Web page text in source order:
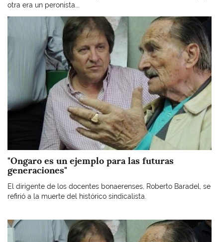
otra era un peronista...
Imagen
"Ongaro es un ejemplo para las futuras
generaciones"
El dirigente de los docentes bonaerenses, Roberto Baradel, se
refirió a la muerte del histórico sindicalista.
Imagen